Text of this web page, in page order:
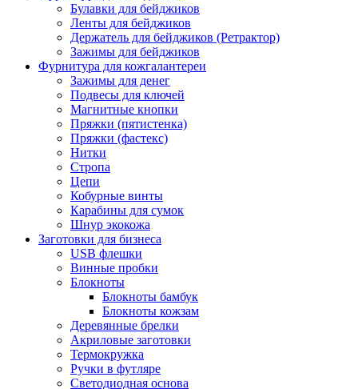
Булавки для бейджиков
Ленты для бейджиков
Держатель для бейджиков (Ретрактор)
Зажимы для бейджиков
Фурнитура для кожгалантереи
Зажимы для денег
Подвесы для ключей
Магнитные кнопки
Пряжки (пятистенка)
Пряжки (фастекс)
Нитки
Стропа
Цепи
Кобурные винты
Карабины для сумок
Шнур экокожа
Заготовки для бизнеса
USB флешки
Винные пробки
Блокноты
Блокноты бамбук
Блокноты кожзам
Деревянные брелки
Акриловые заготовки
Термокружка
Ручки в футляре
Светодиодная основа